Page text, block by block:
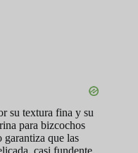
su textura fina y su
para bizcochos
garantiza que las
casi fundente.